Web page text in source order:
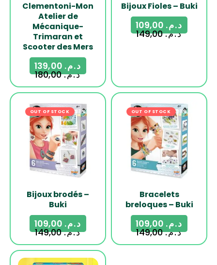
Clementoni-Mon
Atelier de
Mécanique-
Trimaran et
Scooter des Mers
د.م.180,00
د.م.
Bijoux Fioles – Buki
د.م.149,00
د.م.
OUT OF STOCK -27%
Bijoux brodés –
Buki
د.م.149,00
د.م.
OUT OF STOCK -27%
Bracelets
breloques – Buki
د.م.149,00
د.م.